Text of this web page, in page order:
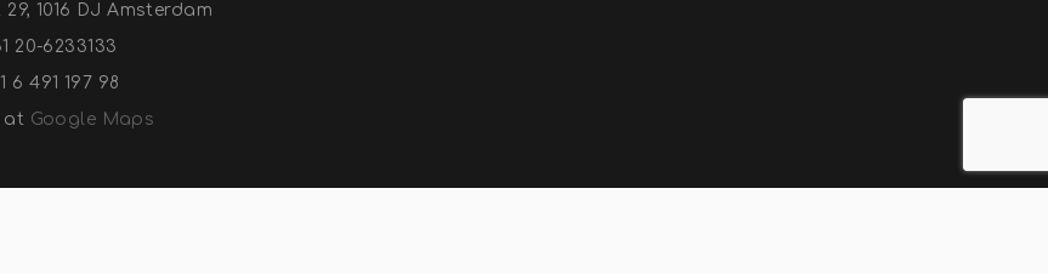
1016 DJ Amsterdam
20-6233133
6 491 197 98
at Google Maps